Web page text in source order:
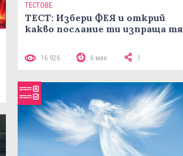
ТЕСТОВЕ
ТЕСТ: Избери ФЕЯ и открий
какво послание ти изпраща тя
16 926 6 мин 1